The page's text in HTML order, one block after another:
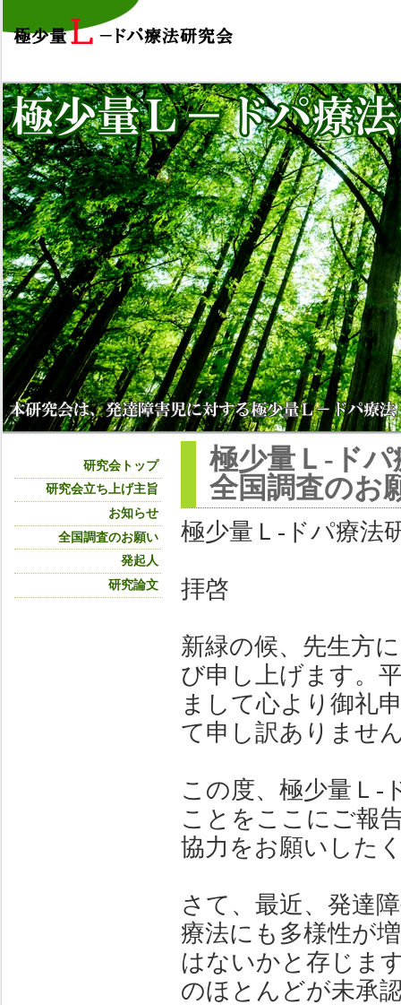
極少量Ｌ‐ド
全国調査のお
極少量Ｌ‐ドパ療法
拝啓
新緑の候、先生方
び申し上げます。
まして心より御礼
て申し訳ありませ
この度、極少量Ｌ
ことをここにご報
協力をお願いした
さて、最近、発達
療法にも多様性が
はないかと存じま
のほとんどが未承
研究会トップ
研究会立ち上げ主旨
お知らせ
全国調査のお願い
発起人
研究論文